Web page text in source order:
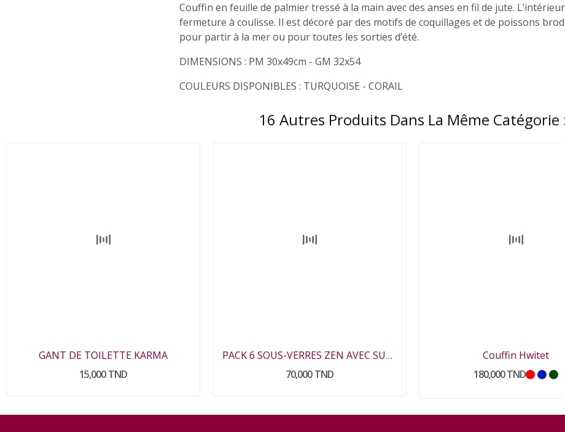
Couffin en feuille de palmier tressé à la main avec des anses en fil de jute.
fermeture à coulisse. Il est décoré par des motifs de coquillages et de poissons
pour partir à la mer ou pour toutes les sorties d’été.
DIMENSIONS : PM 30x49cm - GM 32x54
COULEURS DISPONIBLES : TURQUOISE - CORAIL
16 Autres Produits Dans La Même Catégorie
GANT DE TOILETTE KARMA
15,000 TND
PACK 6 SOUS-VERRES ZEN AVEC SUPPORT
70,000 TND
Couffin Hwitet
180,000 TND